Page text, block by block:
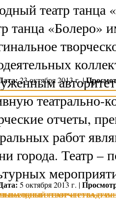
театр танца
танца «Болеро»
театрально-
отчеты,
работ
города. Театр –
ТЕАТР «ТРУБАДУР»
23 октября 2013 г. |
НАРОДНОГО ТВОРЧЕСТВА
5 октября 2013 г. |